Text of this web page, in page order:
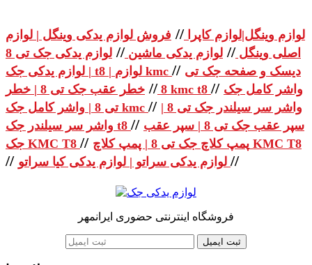
لوازم وینگل|لوازم کاپرا // فروش لوازم یدکی وینگل | لوازم
اصلی وینگل // لوازم یدکی ماشین //
لوازم یدکی جک تی 8
| لوازم یدکی جک t8 | لوازم kmc // دیسک و صفحه جک تی
8
// خطر عقب جک تی 8 | خطر kmc t8 // واشر کامل جک
تی 8 | واشر کامل جک kmc // واشر سر سیلندر جک تی 8 |
واشر سر سیلندر جک t8 // سپر عقب جک تی 8 | سپر عقب
جک KMC T8 // پمپ کلاچ جک تی 8 | پمپ کلاچ KMC T8
// //
فروشگاه اینترنتی حضوری ایرانمهر
ثبت ایمیل